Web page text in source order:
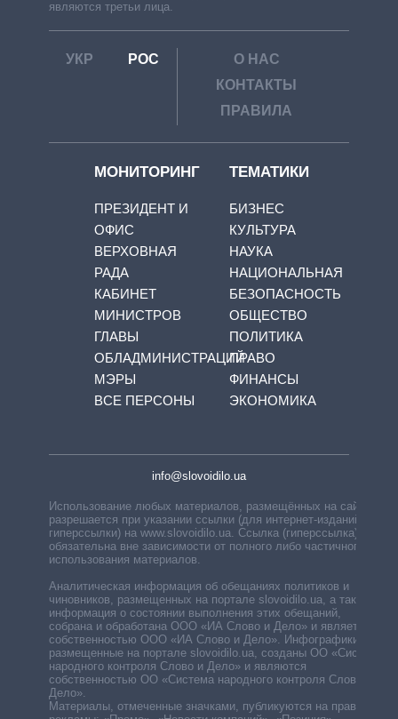
являются третьи лица.
УКР РОС
О НАС
КОНТАКТЫ
ПРАВИЛА
МОНИТОРИНГ
ПРЕЗИДЕНТ И
ОФИС
ВЕРХОВНАЯ
РАДА
КАБИНЕТ
МИНИСТРОВ
ГЛАВЫ
ОБЛАДМИНИСТРАЦИЙ
МЭРЫ
ВСЕ ПЕРСОНЫ
ТЕМАТИКИ
БИЗНЕС
КУЛЬТУРА
НАУКА
НАЦИОНАЛЬНАЯ
БЕЗОПАСНОСТЬ
ОБЩЕСТВО
ПОЛИТИКА
ПРАВО
ФИНАНСЫ
ЭКОНОМИКА
info@slovoidilo.ua
Использование любых материалов, размещённых на сайте,
разрешается при указании ссылки (для интернет-изданий —
гиперссылки) на www.slovoidilo.ua. Ссылка (гиперссылка)
обязательна вне зависимости от полного либо частичного
использования материалов.
Аналитическая информация об обещаниях политиков и
чиновников, размещенных на портале slovoidilo.ua, а также
информация о состоянии выполнения этих обещаний,
собрана и обработана ООО «ИА Слово и Дело» и является
собственностью ООО «ИА Слово и Дело». Инфографики,
размещенные на портале slovoidilo.ua, созданы ОО «Система
народного контроля Слово и Дело» и являются
собственностью ОО «Система народного контроля Слово и
Дело».
Материалы, отмеченные значками, публикуются на правах